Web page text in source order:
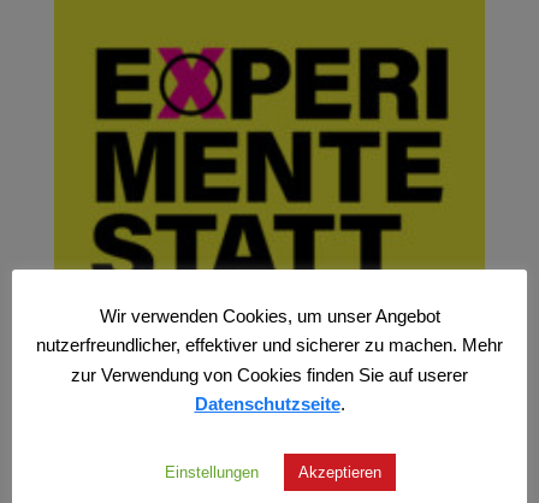
Wir verwenden Cookies, um unser Angebot
nutzerfreundlicher, effektiver und sicherer zu machen. Mehr
zur Verwendung von Cookies finden Sie auf userer
Datenschutzseite.
Einstellungen Akzeptieren